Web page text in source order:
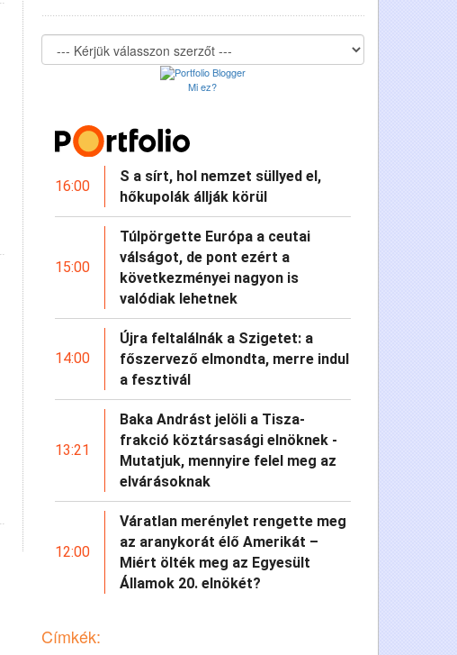
Mi ez?
16:00
S a sírt, hol nemzet süllyed el,
hőkupolák állják körül
15:00
Túlpörgette Európa a ceutai
válságot, de pont ezért a
következményei nagyon is
valódiak lehetnek
14:00
Újra feltalálnák a Szigetet: a
főszervező elmondta, merre indul
a fesztivál
13:21
Baka Andrást jelöli a Tisza-
frakció köztársasági elnöknek -
Mutatjuk, mennyire felel meg az
elvárásoknak
12:00
Váratlan merénylet rengette meg
az aranykorát élő Amerikát –
Miért ölték meg az Egyesült
Államok 20. elnökét?
Címkék: